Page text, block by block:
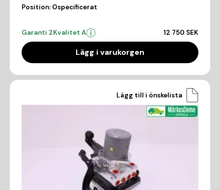
Position: Ospecificerat
Garanti 2Kvalitet A 12 750 SEK
Lägg i varukorgen
Lägg till i önskelista